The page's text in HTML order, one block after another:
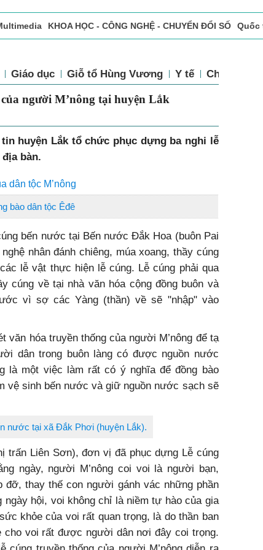
KHOA HỌC - CÔNG NGHỆ - CHUYỂN ĐỔI SỐ Quốc
Giáo dục Giỗ tổ Hùng Vương Y tế Chính
của người M’nông tại huyện
huyện Lắk tổ chức phục dựng ba nghi lễ
dân tộc M’nông
bến nước tại Bến nước Đắk Hoa (buôn Pai
nhân đánh chiêng, múa xoang, thầy cúng
lễ vật thực hiện lễ cúng. Lễ cúng phải qua
cúng về tại nhà văn hóa cộng đồng buôn và
vì sợ các Yàng (thần) về sẽ "nhập" vào
hóa truyền thống của người M’nông để tạ
dân trong buôn làng có được nguồn nước
là một việc làm rất có ý nghĩa để đồng bào
vệ sinh bến nước và giữ nguồn nước sạch sẽ
trấn Liên Sơn), đơn vị đã phục dựng Lễ cúng
ngày, người M’nông coi voi là người bạn,
đỡ, thay thế con người gánh vác những phần
hội, voi không chỉ là niềm tự hào của gia
khỏe của voi rất quan trọng, là do thần ban